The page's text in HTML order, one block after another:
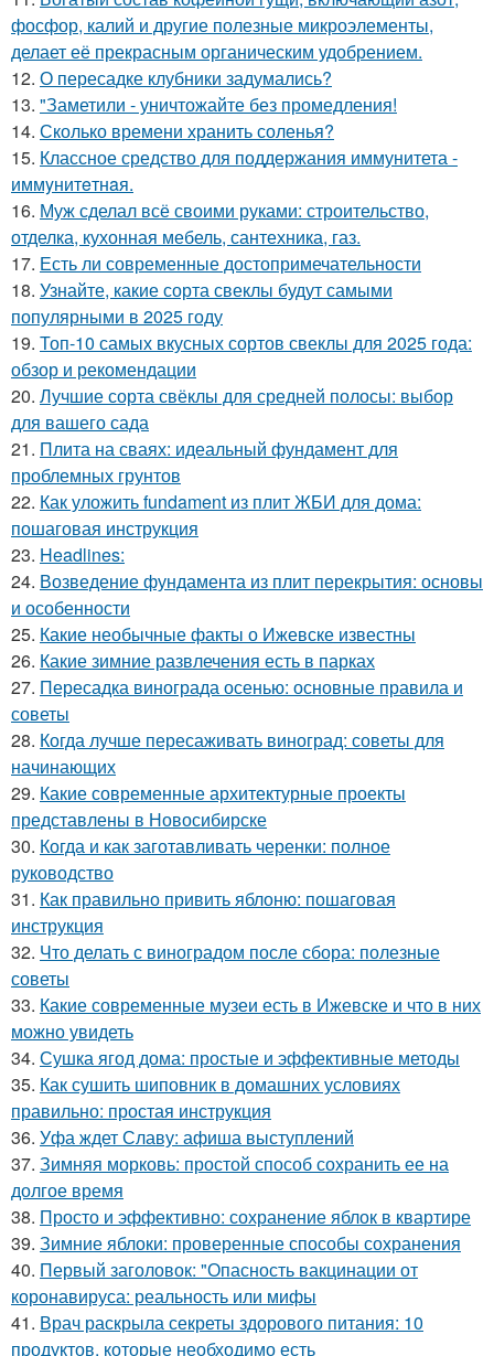
фосфор, калий и другие полезные микроэлементы,
делает её прекрасным органическим удобрением.
12. О пересадке клубники задумались?
13. "Заметили - уничтожайте без промедления!
14. Сколько времени хранить соленья?
15. Классное средство для поддержания иммунитета -
иммyнитeтнaя.
16. Муж сделал всё своими руками: строительство,
отделка, кухонная мебель, сантехника, газ.
17. Есть ли современные достопримечательности
18. Узнайте, какие сорта свеклы будут самыми
популярными в 2025 году
19. Топ-10 самых вкусных сортов свеклы для 2025 года:
обзор и рекомендации
20. Лучшие сорта свёклы для средней полосы: выбор
для вашего сада
21. Плита на сваях: идеальный фундамент для
проблемных грунтов
22. Как уложить fundament из плит ЖБИ для дома:
пошаговая инструкция
23. Headlines:
24. Возведение фундамента из плит перекрытия: основы
и особенности
25. Какие необычные факты о Ижевске известны
26. Какие зимние развлечения есть в парках
27. Пересадка винограда осенью: основные правила и
советы
28. Когда лучше пересаживать виноград: советы для
начинающих
29. Какие современные архитектурные проекты
представлены в Новосибирске
30. Когда и как заготавливать черенки: полное
руководство
31. Как правильно привить яблоню: пошаговая
инструкция
32. Что делать с виноградом после сбора: полезные
советы
33. Какие современные музеи есть в Ижевске и что в них
можно увидеть
34. Сушка ягод дома: простые и эффективные методы
35. Как сушить шиповник в домашних условиях
правильно: простая инструкция
36. Уфа ждет Славу: афиша выступлений
37. Зимняя морковь: простой способ сохранить ее на
долгое время
38. Просто и эффективно: сохранение яблок в квартире
39. Зимние яблоки: проверенные способы сохранения
40. Первый заголовок: "Опасность вакцинации от
коронавируса: реальность или мифы
41. Врач раскрыла секреты здорового питания: 10
продуктов, которые необходимо есть